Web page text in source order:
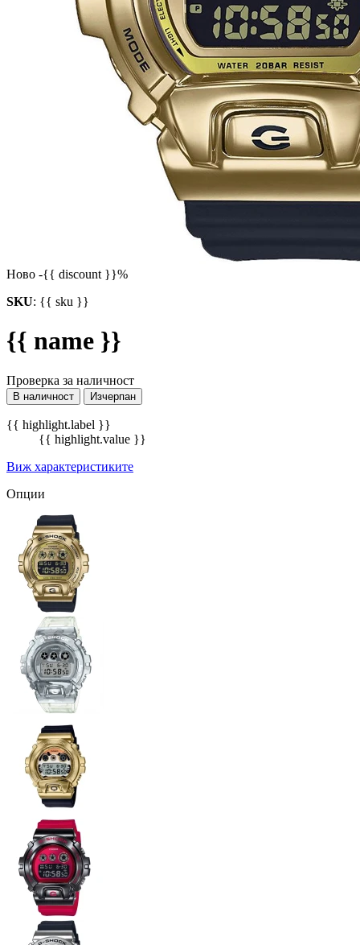
Ново -{{ discount }}%
SKU: {{ sku }}
{{ name }}
Проверка за наличност
В наличност Изчерпан
{{ highlight.label }}
{{ highlight.value }}
Виж характеристиките
Опции